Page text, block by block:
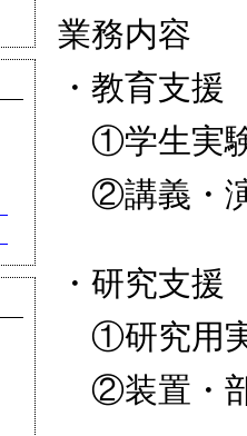
業務内容
・教育支援
①学生実
②講義・
・研究支援
①研究用
②装置・部